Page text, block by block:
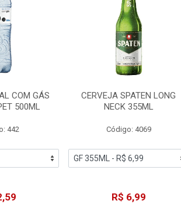
COM GÁS
500ML
442
CERVEJA SPATEN LONG
NECK 355ML
Código: 4069
R$ 6,99